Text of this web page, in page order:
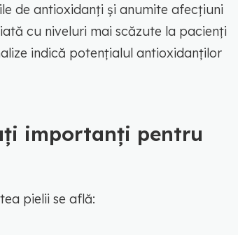
de antioxidanți și anumite afecțiuni
cu niveluri mai scăzute la pacienți
indică potențialul antioxidanților
importanți pentru
pielii se află: